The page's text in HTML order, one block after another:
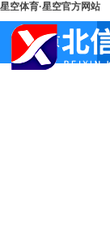
星空体育·星空官方网站
首页